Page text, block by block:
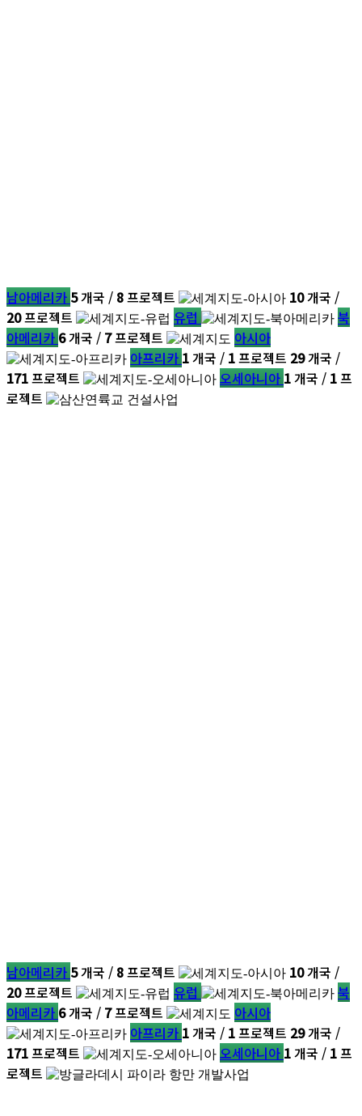
남아메리카 5개국 / 8프로젝트 10개국 /
20프로젝트 유럽
북
아메리카 6개국 / 7프로젝트
아시아
아프리카 1개국 / 1프로젝트 29개국 /
171프로젝트 오세아니아 1개국 / 1프
로젝트
남아메리카 5개국 / 8프로젝트 10개국 /
20프로젝트 유럽
북
아메리카 6개국 / 7프로젝트
아시아
아프리카 1개국 / 1프로젝트 29개국 /
171프로젝트 오세아니아 1개국 / 1프
로젝트